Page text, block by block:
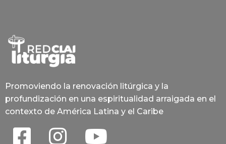
Promoviendo la renovación litúrgica y la
profundización en una espiritualidad arraigada en el
contexto de América Latina y el Caribe